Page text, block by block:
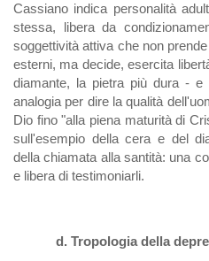
Cassiano indica personalità
stessa, libera da
soggettività attiva che non
esterni, ma decide, esercita
diamante, la pietra più dura -
analogia per dire la qualità
Dio fino "alla piena maturità di
sull'esempio della cera e del
della chiamata alla santità: una
e libera di testimoniarli.
d. Tropologia della